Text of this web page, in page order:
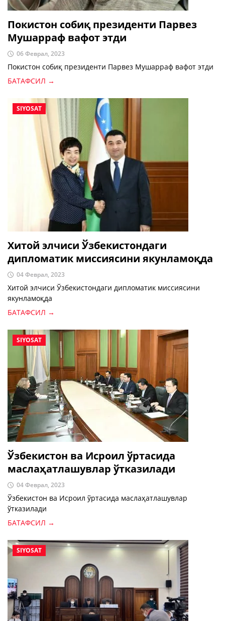
Покистон собиқ президенти Парвез
Мушарраф вафот этди
06 Феврал, 2023
Покистон собиқ президенти Парвез Мушарраф вафот этди
БАТАФСИЛ →
SIYOSAT
Хитой элчиси Ўзбекистондаги
дипломатик миссиясини якунламоқда
04 Феврал, 2023
Хитой элчиси Ўзбекистондаги дипломатик миссиясини
якунламоқда
БАТАФСИЛ →
SIYOSAT
Ўзбекистон ва Исроил ўртасида
маслаҳатлашувлар ўтказилади
04 Феврал, 2023
Ўзбекистон ва Исроил ўртасида маслаҳатлашувлар
ўтказилади
БАТАФСИЛ →
SIYOSAT